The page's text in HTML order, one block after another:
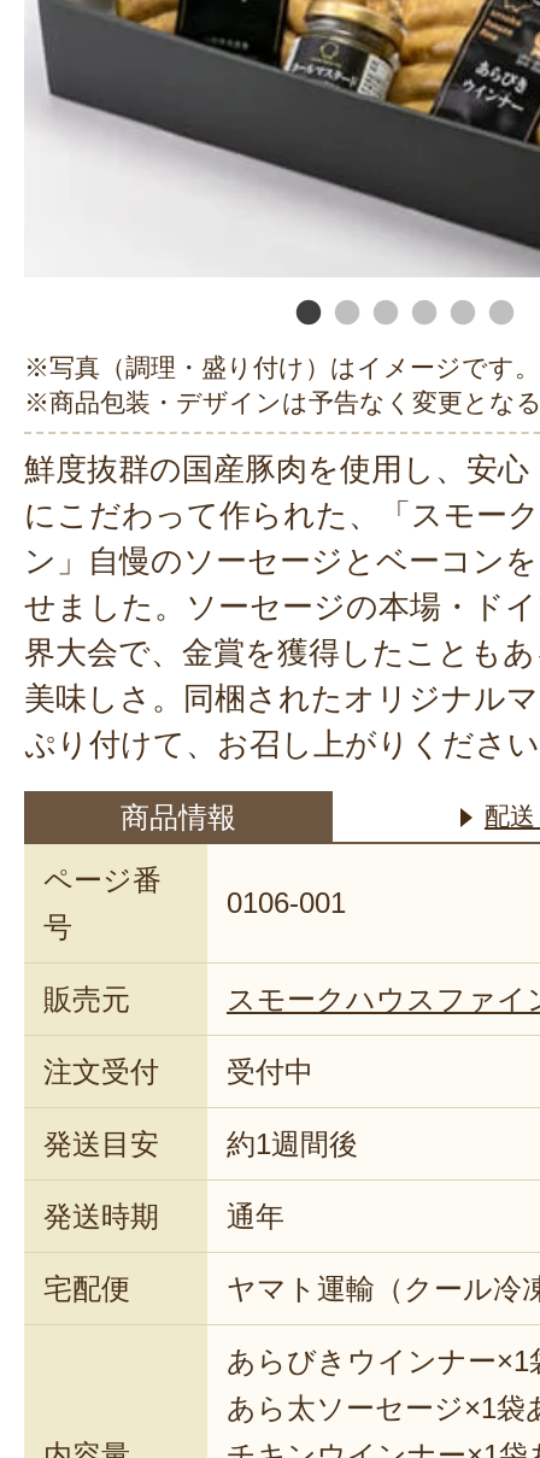
※写真（調理・盛り付け）はイメージです。
※商品包装・デザインは予告なく変更とな
鮮度抜群の国産豚肉を使用し、安
にこだわって作られた、「スモー
ン」自慢のソーセージとベーコン
せました。ソーセージの本場・ド
界大会で、金賞を獲得したことも
美味しさ。同梱されたオリジナル
ぷり付けて、お召し上がりくださ
商品情報 配
ページ番
号
0106-001
販売元 スモークハウスファイ
注文受付 受付中
発送目安 約1週間後
発送時期 通年
宅配便 ヤマト運輸（クール冷
あらびきウインナー×1
あら太ソーセージ×1袋